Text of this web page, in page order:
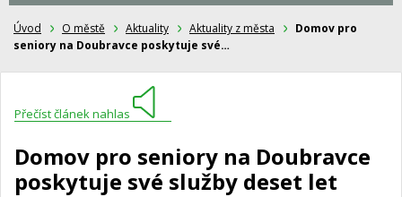
Úvod O městě Aktuality Aktuality z města
Domov pro
seniory na Doubravce poskytuje své…
Přečíst článek nahlas
Domov pro seniory na Doubravce
poskytuje své služby deset let